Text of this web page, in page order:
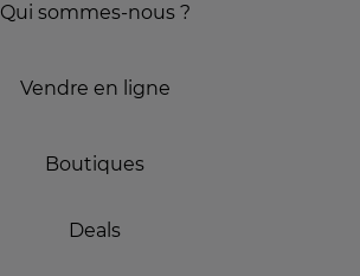
Qui sommes-nous ?
Vendre en ligne
Boutiques
Deals